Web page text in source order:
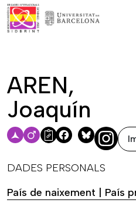
AREN,
Joaquín
Facebook
Bluesky
DADES PERSONALS
País de naixement | País